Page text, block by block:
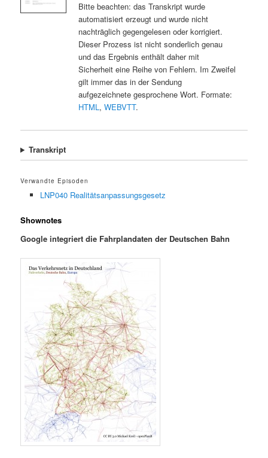
Bitte beachten: das Transkript wurde
automatisiert erzeugt und wurde nicht
nachträglich gegengelesen oder korrigiert.
Dieser Prozess ist nicht sonderlich genau
und das Ergebnis enthält daher mit
Sicherheit eine Reihe von Fehlern. Im Zweifel
gilt immer das in der Sendung
aufgezeichnete gesprochene Wort. Formate:
HTML, WEBVTT.
Transkript
Verwandte Episoden
LNP040 Realitätsanpassungsgesetz
Shownotes
Google integriert die Fahrplandaten der Deutschen Bahn